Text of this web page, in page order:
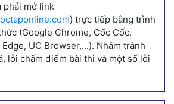
phải mở link
) trực tiếp bằng trình
(Google Chrome, Cốc Cốc,
UC Browser,...). Nhằm tránh
lỗi chấm điểm bài thi và một số lỗi